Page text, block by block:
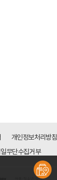
개인정보처리방침
무단수집거부